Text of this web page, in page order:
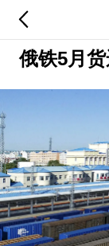
俄铁5月